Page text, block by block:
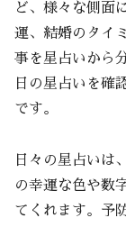
ど、様々な側面
運、結婚のタイ
事を星占いから
日の星占いを確
です。
日々の星占いは
の幸運な色や数
てくれます。予